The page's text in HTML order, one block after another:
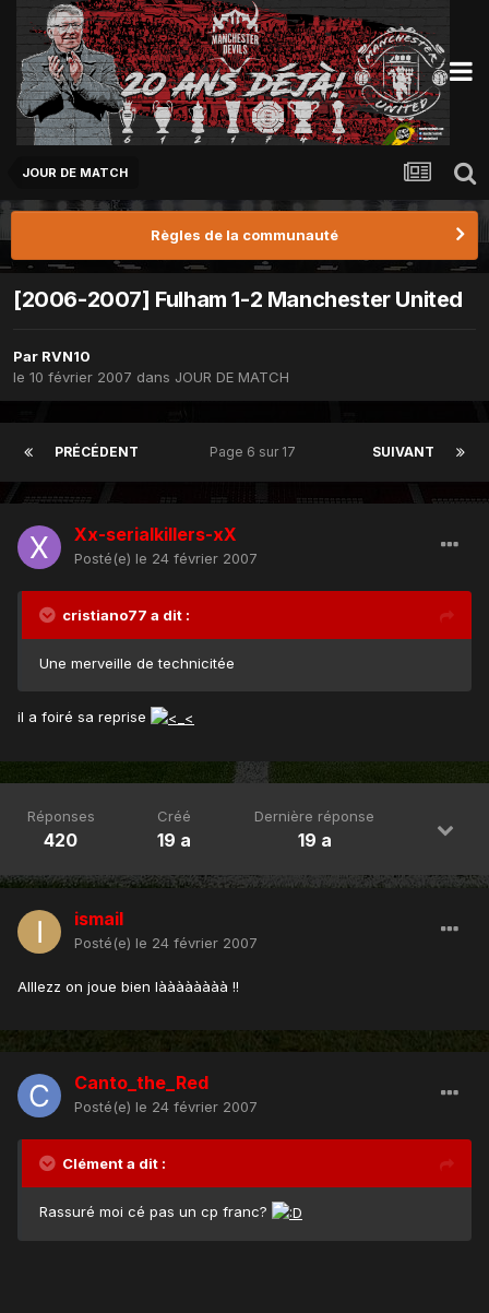
JOUR DE MATCH
Règles de la communauté
[2006-2007] Fulham 1-2 Manchester United
Par RVN10
le 10 février 2007 dans JOUR DE MATCH
PRÉCÉDENT SUIVANT
Page 6 sur 17
Xx-serialkillers-xX
Posté(e) le 24 février 2007
cristiano77 a dit :
Une merveille de technicitée
il a foiré sa reprise
Réponses
420
Créé
19 a
Dernière réponse
19 a
ismail
Posté(e) le 24 février 2007
Alllezz on joue bien làààààààà !!
Canto_the_Red
Posté(e) le 24 février 2007
Clément a dit :
Rassuré moi cé pas un cp franc?